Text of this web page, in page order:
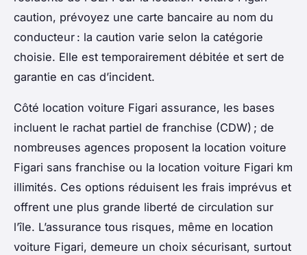
caution, prévoyez une carte bancaire au nom du
conducteur : la caution varie selon la catégorie
choisie. Elle est temporairement débitée et sert de
garantie en cas d’incident.
Côté location voiture Figari assurance, les bases
incluent le rachat partiel de franchise (CDW) ; de
nombreuses agences proposent la location voiture
Figari sans franchise ou la location voiture Figari km
illimités. Ces options réduisent les frais imprévus et
offrent une plus grande liberté de circulation sur
l’île. L’assurance tous risques, même en location
voiture Figari, demeure un choix sécurisant, surtout